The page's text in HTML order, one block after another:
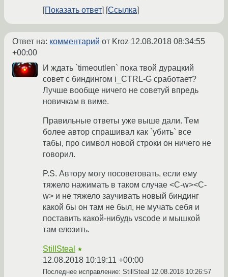
Показать ответ
Ссылка
Ответ на: комментарий от Kroz 12.08.2018 08:34:55
+00:00
И ждать `timeoutlen` пока твой дурацкий
совет с биндингом i_CTRL-G сработает?
Лучше вообще ничего не советуй впредь
новичкам в виме.
Правильные ответы уже выше дали. Тем
более автор спрашивал как `убить` все
табы, про символ новой строки он ничего не
говорил.
P.S. Автору могу посоветовать, если ему
тяжело нажимать в таком случае <C-w><C-
w> и не тяжело заучивать новый биндинг
какой бы он там не был, не мучать себя и
поставить какой-нибудь vscode и мышкой
там елозить.
StillSteal ★
12.08.2018 10:19:11 +00:00
Последнее исправление: StillSteal 12.08.2018 10:26:57